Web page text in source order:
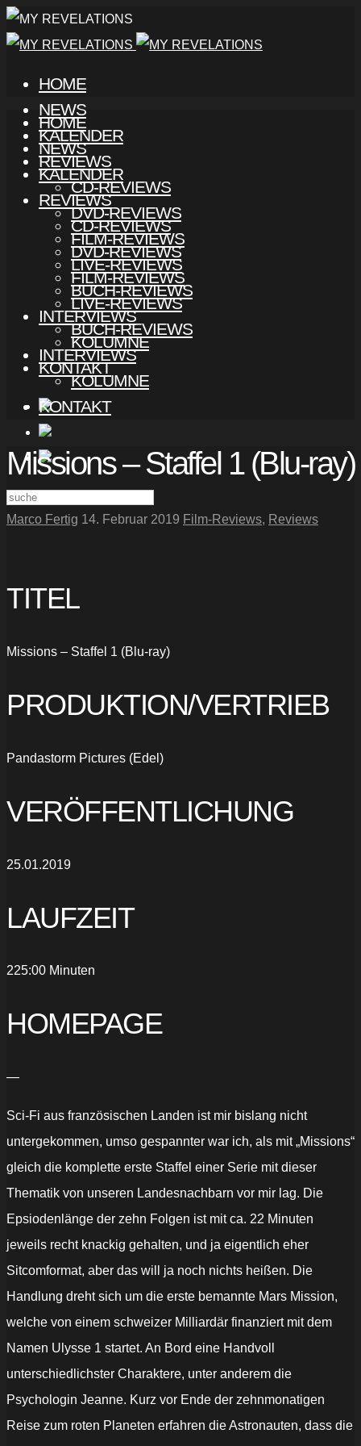
HOME
NEWS
KALENDER
REVIEWS
CD-REVIEWS
DVD-REVIEWS
FILM-REVIEWS
LIVE-REVIEWS
BUCH-REVIEWS
INTERVIEWS
KOLUMNE
KONTAKT
HOME
NEWS
KALENDER
REVIEWS
CD-REVIEWS
DVD-REVIEWS
FILM-REVIEWS
LIVE-REVIEWS
BUCH-REVIEWS
INTERVIEWS
KOLUMNE
KONTAKT
Missions – Staffel 1 (Blu-ray)
Marco Fertig 14. Februar 2019 Film-Reviews, Reviews
TITEL
Missions – Staffel 1 (Blu-ray)
PRODUKTION/VERTRIEB
Pandastorm Pictures (Edel)
VERÖFFENTLICHUNG
25.01.2019
LAUFZEIT
225:00 Minuten
HOMEPAGE
—
Sci-Fi aus französischen Landen ist mir bislang nicht
untergekommen, umso gespannter war ich, als mit „Missions“
gleich die komplette erste Staffel einer Serie mit dieser
Thematik von unseren Landesnachbarn vor mir lag. Die
Epsiodenlänge der zehn Folgen ist mit ca. 22 Minuten
jeweils recht knackig gehalten, und ja eigentlich eher
Sitcomformat, aber das will ja noch nichts heißen. Die
Handlung dreht sich um die erste bemannte Mars Mission,
welche von einem schweizer Milliardär finanziert mit dem
Namen Ulysse 1 startet. An Bord eine Handvoll
unterschiedlichster Charaktere, unter anderem die
Psychologin Jeanne. Kurz vor Ende der zehnmonatigen
Reise zum roten Planeten erfahren die Astronauten, dass die